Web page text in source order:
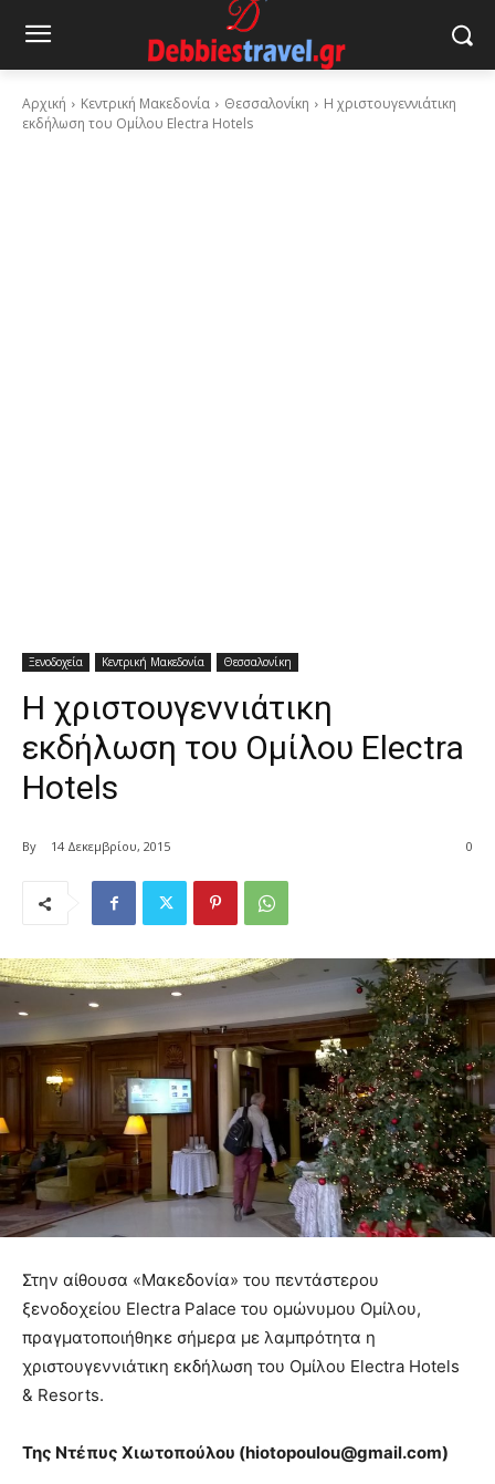
Αρχική Κεντρική Μακεδονία Θεσσαλονίκη
Η χριστουγεννιάτικη
εκδήλωση του Ομίλου Electra Hotels
Ξενοδοχεία Κεντρική Μακεδονία Θεσσαλονίκη
Η χριστουγεννιάτικη
εκδήλωση του Ομίλου Electra
Hotels
By 14 Δεκεμβρίου, 2015 0
Στην αίθουσα «Μακεδονία» του πεντάστερου
ξενοδοχείου Electra Palace του ομώνυμου Ομίλου,
πραγματοποιήθηκε σήμερα με λαμπρότητα η
χριστουγεννιάτικη εκδήλωση του Ομίλου Electra Hotels
& Resorts.
Της Ντέπυς Χιωτοπούλου (hiotopoulou@gmail.com)